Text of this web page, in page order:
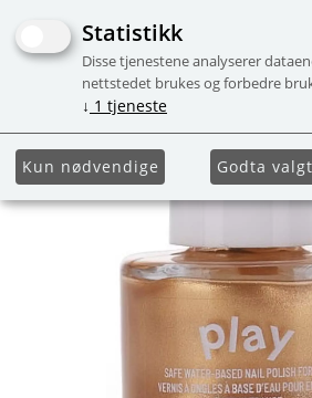
Statistikk
Disse tjenestene analyserer
nettstedet brukes og forbedre
↓ 1 tjeneste
Kun nødvendige Godta